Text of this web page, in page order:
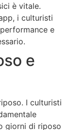
è vitale.
i culturisti
e
e
I culturisti
giorni di riposo